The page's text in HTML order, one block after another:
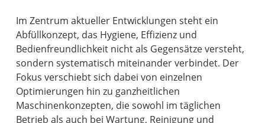
Im Zentrum aktueller Entwicklungen steht ein
Abfüllkonzept, das Hygiene, Effizienz und
Bedienfreundlichkeit nicht als Gegensätze versteht,
sondern systematisch miteinander verbindet. Der
Fokus verschiebt sich dabei von einzelnen
Optimierungen hin zu ganzheitlichen
Maschinenkonzepten, die sowohl im täglichen
Betrieb als auch bei Wartung, Reinigung und